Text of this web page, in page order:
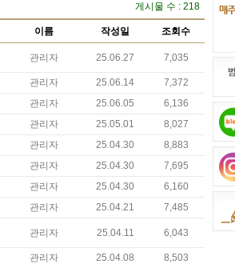
게시물 수 : 218
이름 작성일 조회수
관리자 25.06.27 7,035
관리자 25.06.14
7,372
관리자 25.06.05
6,136
관리자 25.05.01
8,027
관리자 25.04.30
8,883
관리자 25.04.30
7,695
관리자 25.04.30
6,160
관리자 25.04.21 7,485
관리자 25.04.11 6,043
관리자 25.04.08 8,503